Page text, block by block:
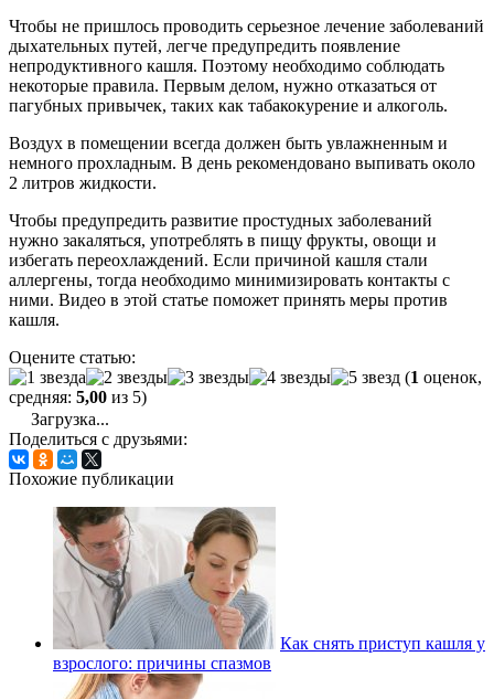
Чтобы не пришлось проводить серьезное лечение заболеваний
дыхательных путей, легче предупредить появление
непродуктивного кашля. Поэтому необходимо соблюдать
некоторые правила. Первым делом, нужно отказаться от
пагубных привычек, таких как табакокурение и алкоголь.
Воздух в помещении всегда должен быть увлажненным и
немного прохладным. В день рекомендовано выпивать около
2 литров жидкости.
Чтобы предупредить развитие простудных заболеваний
нужно закаляться, употреблять в пищу фрукты, овощи и
избегать переохлаждений. Если причиной кашля стали
аллергены, тогда необходимо минимизировать контакты с
ними. Видео в этой статье поможет принять меры против
кашля.
Оцените статью:
(1 оценок,
средняя: 5,00 из 5)
Загрузка...
Поделиться с друзьями:
Похожие публикации
Как снять приступ кашля у
взрослого: причины спазмов